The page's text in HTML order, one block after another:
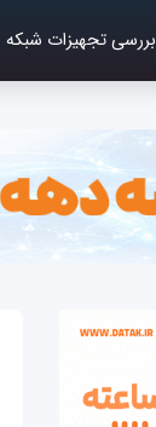
بررسی تجهیزات شبکه